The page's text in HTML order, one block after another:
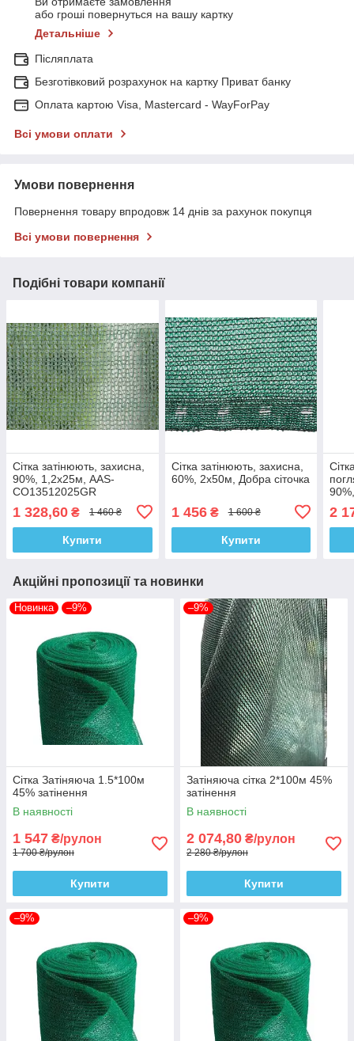
або гроші повернуться на вашу картку
Детальніше
Післяплата
Безготівковий розрахунок на картку Приват банку
Оплата картою Visa, Mastercard - WayForPay
Всі умови оплати
Умови повернення
Повернення товару впродовж 14 днів за рахунок покупця
Всі умови повернення
Подібні товари компанії
Сітка затінюють, захисна,
90%, 1,2х25м, AAS-
CO13512025GR
1 328,60 ₴ 1 460 ₴
Купити
Сітка затінюють, захисна,
60%, 2х50м, Добра cіточка
1 456₴ 1 600 ₴
Купити
2
Акційні пропозиції та новинки
Новинка –9%
Сітка Затіняюча 1.5*100м
45% затінення
В наявності
1 547 ₴/рулон
1 700 ₴/рулон
Купити
–9%
Затіняюча сітка 2*100м 45%
затінення
В наявності
2 074,80 ₴/рулон
2 280 ₴/рулон
Купити
–9% –9%